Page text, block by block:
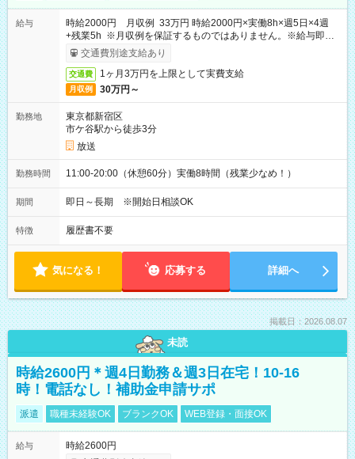
給与
時給2000円 月収例 33万円 時給2000円×実働8h×週5日×4週
+残業5h ※月収例を保証するものではありません。※給与即受
取りサービス利用可（利用条件有）
交通費別途支給あり
交通費 1ヶ月3万円を上限として実費支給
月収例 30万円～
勤務地
東京都新宿区
市ケ谷駅から徒歩3分
放送
勤務時間 11:00-20:00（休憩60分）実働8時間（残業少なめ！）
期間 即日～長期 ※開始日相談OK
特徴 履歴書不要
気になる！ 応募する 詳細へ
掲載日：2026.08.07
未読
時給2600円＊週4日勤務＆週3日在宅！10-16
時！電話なし！補助金申請サポ
派遣 職種未経験OK ブランクOK WEB登録・面接OK
給与
時給2600円